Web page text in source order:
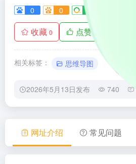
0 0
收藏 0 点赞
相关标签： 思维导图
2026年5月13日发布 740
网址介绍 常见问题